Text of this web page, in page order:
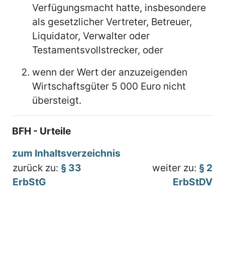
Verfügungsmacht hatte, insbesondere
als gesetzlicher Vertreter, Betreuer,
Liquidator, Verwalter oder
Testamentsvollstrecker, oder
wenn der Wert der anzuzeigenden
Wirtschaftsgüter 5 000 Euro nicht
übersteigt.
BFH - Urteile
zum Inhaltsverzeichnis
zurück zu: § 33
ErbStG
weiter zu: § 2
ErbStDV